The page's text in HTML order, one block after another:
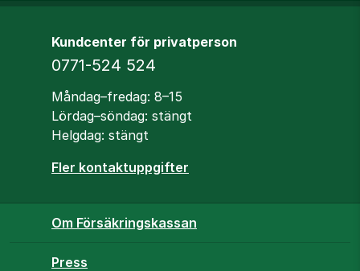
Kundcenter för privatperson
Telefon
0771-524 524
Öppettider
Måndag–fredag: 8–15
Lördag–söndag: stängt
Helgdag: stängt
Fler kontaktuppgifter
Om Försäkringskassan
Press